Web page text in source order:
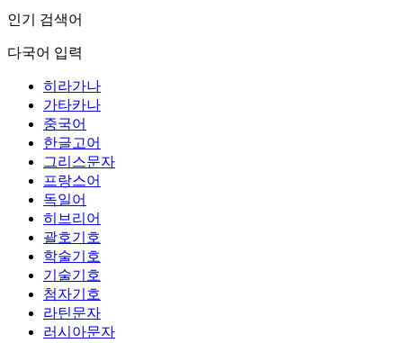
인기 검색어
다국어 입력
히라가나
가타카나
중국어
한글고어
그리스문자
프랑스어
독일어
히브리어
괄호기호
학술기호
기술기호
첨자기호
라틴문자
러시아문자